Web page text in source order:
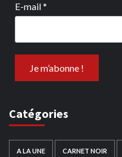
E-mail*
Catégories
A LA UNE CARNET NOIR